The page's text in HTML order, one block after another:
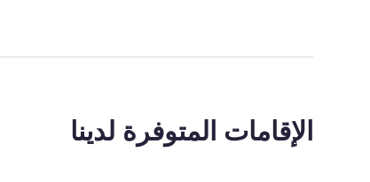
الإقامات المتوفرة لدينا